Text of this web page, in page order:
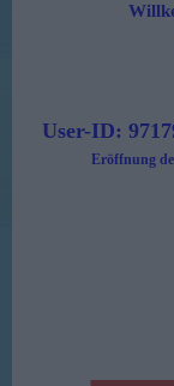
User-ID:
Eröffnung